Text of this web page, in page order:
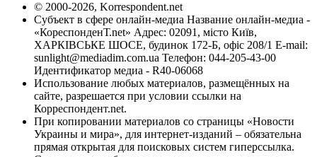
© 2000-2026, Korrespondent.net
Субъект в сфере онлайн-медиа Название онлайн-медиа -
«КореспонденТ.net» Адрес: 02091, місто Київ,
ХАРКІВСЬКЕ ШОСЕ, будинок 172-Б, офіс 208/1 E-mail:
sunlight@mediadim.com.ua Телефон: 044-205-43-00
Идентификатор медиа - R40-06068
Использование любых материалов, размещённых на
сайте, разрешается при условии ссылки на
Корреспондент.net.
При копировании материалов со страницы «Новости
Украины и мира», для интернет-изданий – обязательна
прямая открытая для поисковых систем гиперссылка.